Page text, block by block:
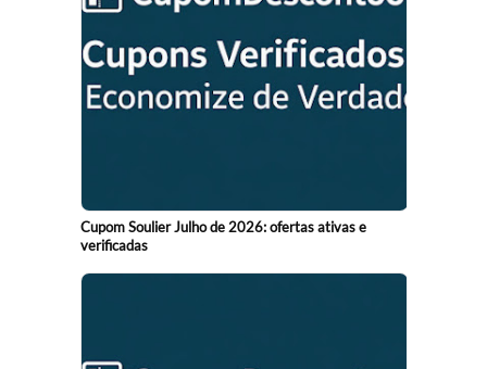
Cupom Soulier Julho de 2026: ofertas ativas e
verificadas